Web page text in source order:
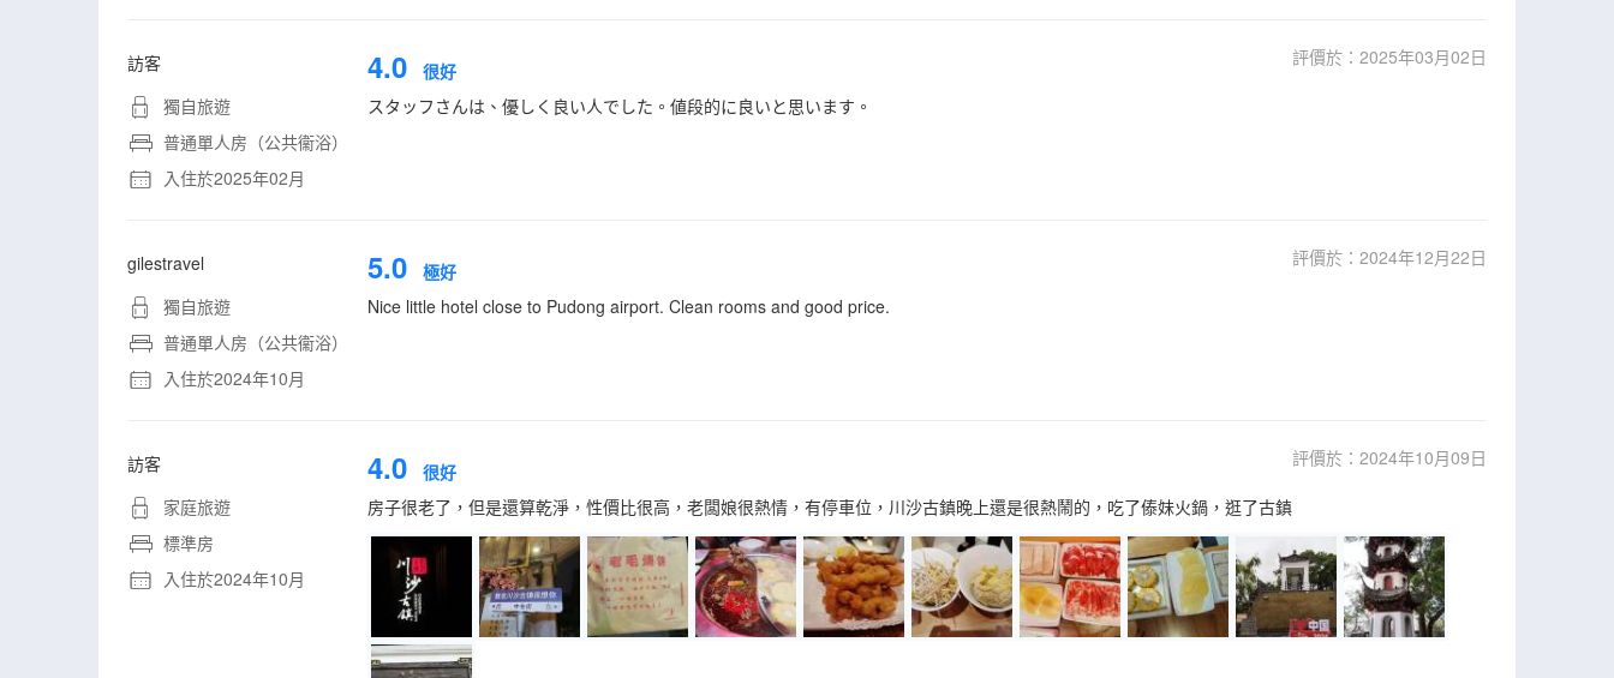
訪客
獨自旅遊
普通單人房（公共衞浴）
入住於2025年02月
4.0 很好
評價於：2025年03月02日
スタッフさんは、優しく良い人でした。値段的に良いと思います。
gilestravel
獨自旅遊
普通單人房（公共衞浴）
入住於2024年10月
5.0 極好
評價於：2024年12月22日
Nice little hotel close to Pudong airport. Clean rooms and good price.
訪客
家庭旅遊
標準房
入住於2024年10月
4.0 很好
評價於：2024年10月09日
房子很老了，但是還算乾淨，性價比很高，老闆娘很熱情，有停車位，川沙古鎮晚上還是很熱鬧的，吃了傣妹火鍋，逛了古鎮